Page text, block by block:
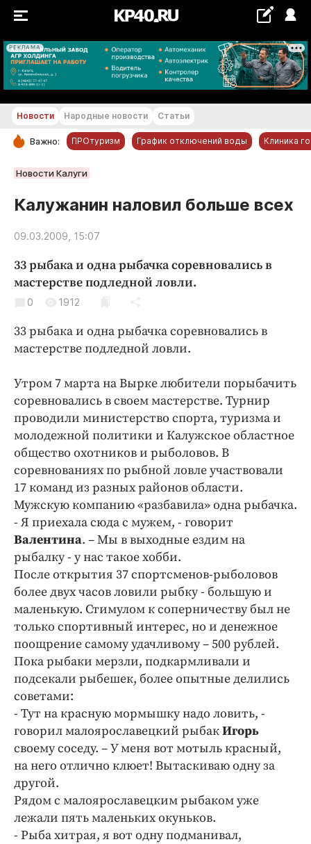
РЕКЛАМА
+28...+29 °С
РУБРИКИ
Новости компаний
Статьи
Народные новости
Авто и транспорт
Благоустройство
Культура
Образование
Общество
Погода
Праздники
Происшествия
Спорт
Экономика и бизнес
ПРОЕКТЫ
Блоги
Издания
Медиаперсона
Интересное чтиво
Клиника года
Бренд года
Работодатель года
Новости Народные новости Статьи
Важно: ПРОтуризм График отключений воды Клиника
Новости Калуги
Калужанин наловил больше всех
09.03.2009, 15:07
33 рыбака и одна рыбачка соревновались в
мастерстве подледной ловли.
0 1912
33 рыбака и одна рыбачка соревновались в
мастерстве подледной ловли.
Утром 7 марта на Вырке любители порыбачить
соревновались в своем мастерстве. Турнир
проводили министерство спорта, туризма и
молодежной политики и Калужское областное
общество охотников и рыболовов. В
соревнованиях по рыбной ловле участвовали
17 команд из разных районов области.
Мужскую компанию «разбавила» одна рыбачка.
- Я приехала сюда с мужем, - говорит
Валентина. – Мы в выходные ездим на
рыбалку - у нас такое хобби.
После открытия 37 спортсменов-рыболовов
более двух часов ловили рыбку - большую и
маленькую. Стимулом к соперничеству был не
только спортивный интерес, но и денежное
поощрение самому удачливому – 500 рублей.
Пока рыбаки мерзли, подкармливали и
подсекали рыбешек, более опытные делились
советами:
- Тут на красную мормышку надо ловить, -
говорил малоярославецкий рыбакИгорь
своему соседу. – У меня вот мотыль красный,
на него отлично клюет! Вытаскиваю одну за
другой.
Рядом с малоярославецким рыбаком уже
лежали пять маленьких окуньков.
- Рыба хитрая, я вот одну подманивал,